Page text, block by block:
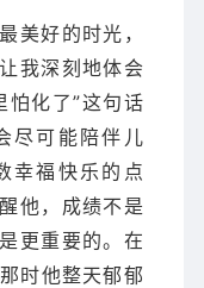
美好的时光，
我深刻地体会
怕化了”这句话
尽可能陪伴儿
幸福快乐的点
他，成绩不是
更重要的。在
时他整天郁郁